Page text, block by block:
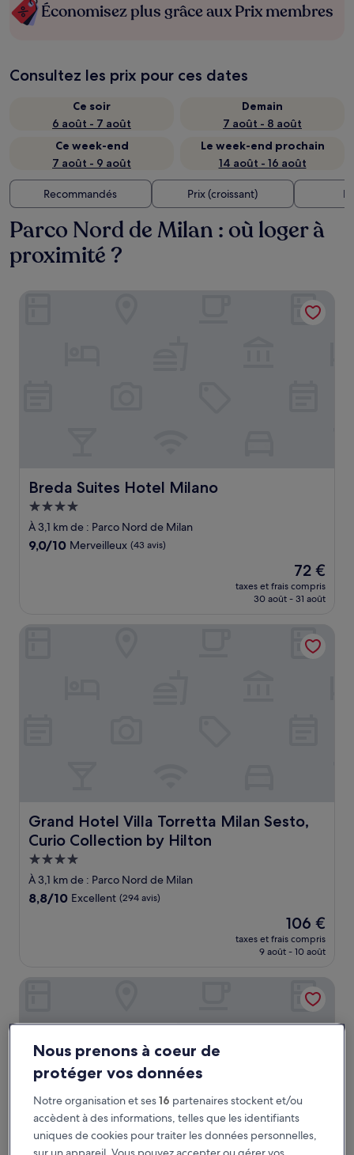
Économisez plus grâce aux Prix membres
Consultez les prix pour ces dates
Ce soir
6 août - 7 août
Demain
7 août - 8 août
Ce week-end
7 août - 9 août
Le week-end prochain
14 août - 16 août
Recommandés Prix (croissant)
Parco Nord de Milan : où loger à
proximité ?
Breda Suites Hotel Milano
Breda Suites Hotel Milano
Hébergement
4.0 étoiles
À 3,1 km de : Parco Nord de Milan
9.0
9,0/10 Merveilleux (43 avis)
Le
nouveau
prix
de
72 €
72 €
taxes et frais compris
30 août - 31 août
Grand Hotel Villa Torretta Milan Sesto,
Curio Collection by Hilton
Grand Hotel Villa Torretta Milan Sesto, Curio Collection
Hébergement
4.0 étoiles
À 3,1 km de : Parco Nord de Milan
8.8
8,8/10 Excellent (294 avis)
Le
nouveau
prix
de
106 €
106 €
taxes et frais compris
9 août - 10 août
Grand Hotel Villa Torretta Milan Sesto, Curio Collection
CiaoMi - Hostel & Long Stay - Milano Niguarda & Bicocca
Nous prenons à coeur de
protéger vos données
Notre organisation et ses16 partenaires stockent et/ou
accèdent à des informations, telles que les identifiants
uniques de cookies pour traiter les données personnelles,